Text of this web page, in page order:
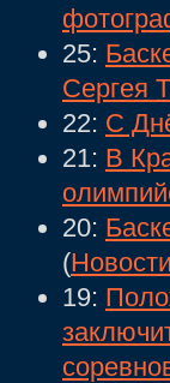
25:
Сергея
22: С
21: В
20:
(Новости
19: